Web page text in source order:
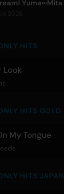
HITS
Look
HITS GOLD
My Tongue
HITS JAPAN